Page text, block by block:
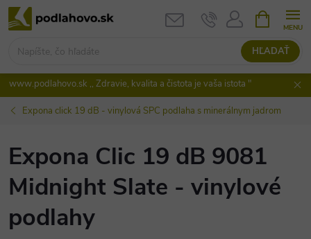
Prejsť
na
HĽADAŤ
KOŠÍK
www.podlahovo.sk ,, Zdravie, kvalita a čistota je vaša istota "
Expona click 19 dB - vinylová SPC podlaha s minerálnym jadrom
Expona Clic 19 dB 9081
Midnight Slate - vinylové
podlahy